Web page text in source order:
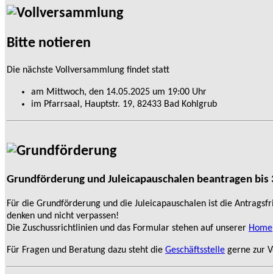
Bitte notieren
Die nächste Vollversammlung findet statt
am Mittwoch, den 14.05.2025 um 19:00 Uhr
im Pfarrsaal, Hauptstr. 19, 82433 Bad Kohlgrub
Grundförderung und Juleicapauschalen beantragen bis
Für die Grundförderung und die Juleicapauschalen ist die
denken und nicht verpassen!
Die Zuschussrichtlinien und das Formular stehen auf unserer
Für Fragen und Beratung dazu steht die Geschäftsstelle gerne zur